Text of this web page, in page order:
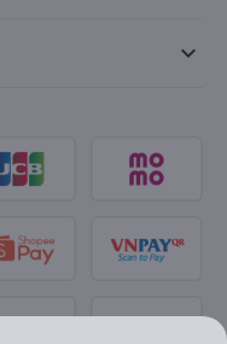
keyboard_arrow_down